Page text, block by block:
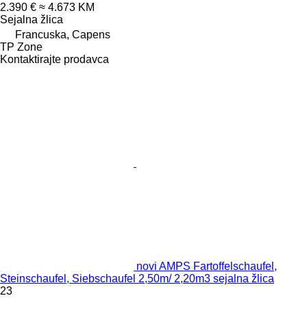
2.390 € ≈ 4.673 KM
Sejalna žlica
Francuska, Capens
TP Zone
Kontaktirajte prodavca
novi AMPS Fartoffelschaufel,
Steinschaufel, Siebschaufel 2,50m/ 2,20m3 sejalna žlica
23